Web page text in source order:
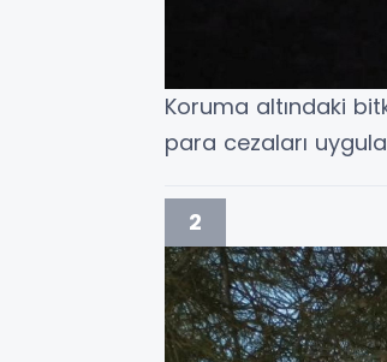
Koruma altındaki
para cezaları
2